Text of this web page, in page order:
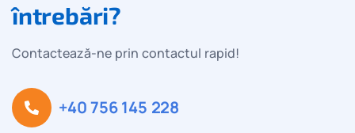
întrebări?
Contactează-ne prin contactul rapid!
+40 756 145 228